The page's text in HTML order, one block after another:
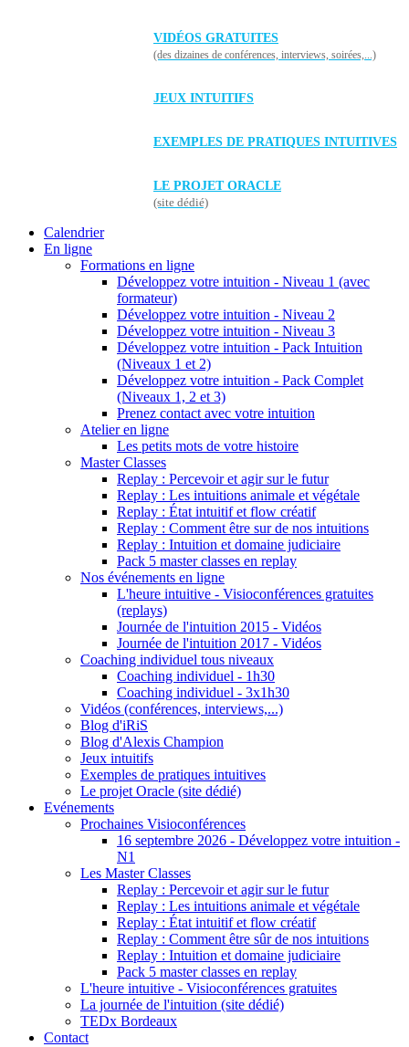
VIDÉOS GRATUITES
(des dizaines de conférences, interviews, soirées,...)
JEUX INTUITIFS
EXEMPLES DE PRATIQUES INTUITIVES
LE PROJET ORACLE
(site dédié)
Calendrier
En ligne
Formations en ligne
Développez votre intuition - Niveau 1 (avec
formateur)
Développez votre intuition - Niveau 2
Développez votre intuition - Niveau 3
Développez votre intuition - Pack Intuition
(Niveaux 1 et 2)
Développez votre intuition - Pack Complet
(Niveaux 1, 2 et 3)
Prenez contact avec votre intuition
Atelier en ligne
Les petits mots de votre histoire
Master Classes
Replay : Percevoir et agir sur le futur
Replay : Les intuitions animale et végétale
Replay : État intuitif et flow créatif
Replay : Comment être sur de nos intuitions
Replay : Intuition et domaine judiciaire
Pack 5 master classes en replay
Nos événements en ligne
L'heure intuitive - Visioconférences gratuites
(replays)
Journée de l'intuition 2015 - Vidéos
Journée de l'intuition 2017 - Vidéos
Coaching individuel tous niveaux
Coaching individuel - 1h30
Coaching individuel - 3x1h30
Vidéos (conférences, interviews,...)
Blog d'iRiS
Blog d'Alexis Champion
Jeux intuitifs
Exemples de pratiques intuitives
Le projet Oracle (site dédié)
Evénements
Prochaines Visioconférences
16 septembre 2026 - Développez votre intuition -
N1
Les Master Classes
Replay : Percevoir et agir sur le futur
Replay : Les intuitions animale et végétale
Replay : État intuitif et flow créatif
Replay : Comment être sûr de nos intuitions
Replay : Intuition et domaine judiciaire
Pack 5 master classes en replay
L'heure intuitive - Visioconférences gratuites
La journée de l'intuition (site dédié)
TEDx Bordeaux
Contact